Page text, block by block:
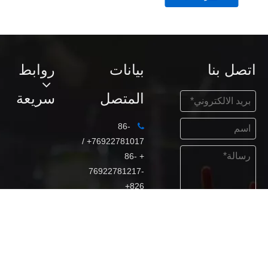
روابط
سريعة
بيانات
المتصل

86-
76922781017+ /
+ 86-
76922781217-
826+
اتصل بنا